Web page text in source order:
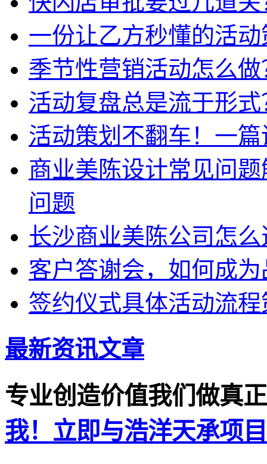
一份让乙方秒懂的活
季节性营销活动怎么
活动复盘总是流于形
活动策划不翻车！一
商业美陈设计常见问
问题
长沙商业美陈公司怎
客户答谢会，如何成
签约仪式具体活动流
最新资讯文章
专业创造价值我们做真
我！立即与浩洋天承项